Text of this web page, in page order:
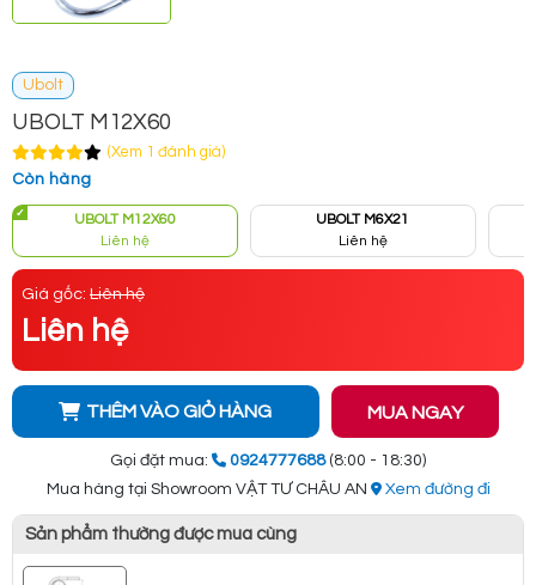
Ubolt
UBOLT M12X60
(Xem 1 đánh giá)
Còn hàng
UBOLT M12X60
Liên hệ
UBOLT M6X21
Liên hệ
Giá gốc: Liên hệ
Liên hệ
THÊM VÀO GIỎ HÀNG MUA NGAY
Gọi đặt mua: 0924777688 (8:00 - 18:30)
Mua hàng tại Showroom VẬT TƯ CHÂU AN
Xem đường đi
Sản phẩm thường được mua cùng